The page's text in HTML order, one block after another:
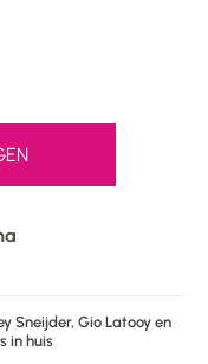
Sneijder, Gio Latooy en
in huis